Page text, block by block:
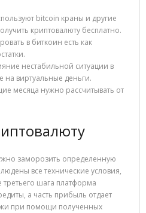
bitcoin краны и другие
криптовалюту бесплатно.
в биткоин есть как
нестабильной ситуации в
виртуальные деньги.
месяца нужно рассчитывать от
заморозить определенную
все технические условия,
третьего шага платформа
а часть прибыль отдает
при помощи полученных